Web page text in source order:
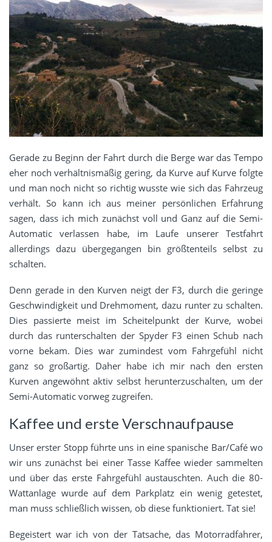
Gerade zu Beginn der Fahrt durch die Berge war das Tempo
eher noch verhältnismäßig gering, da Kurve auf Kurve folgte
und man noch nicht so richtig wusste wie sich das Fahrzeug
verhält. So kann ich aus meiner persönlichen Erfahrung
sagen, dass ich mich zunächst voll und Ganz auf die Semi-
Automatic verlassen habe, im Laufe unserer Testfahrt
allerdings dazu übergegangen bin größtenteils selbst zu
schalten.
Denn gerade in den Kurven neigt der F3, durch die geringe
Geschwindigkeit und Drehmoment, dazu runter zu schalten.
Dies passierte meist im Scheitelpunkt der Kurve, wobei
durch das runterschalten der Spyder F3 einen Schub nach
vorne bekam. Dies war zumindest vom Fahrgefühl nicht
ganz so großartig. Daher habe ich mir nach den ersten
Kurven angewöhnt aktiv selbst herunterzuschalten, um der
Semi-Automatic vorweg zugreifen.
Kaffee und erste Verschnaufpause
Unser erster Stopp führte uns in eine spanische Bar/Café wo
wir uns zunächst bei einer Tasse Kaffee wieder sammelten
und über das erste Fahrgefühl austauschten. Auch die 80-
Wattanlage wurde auf dem Parkplatz ein wenig getestet,
man muss schließlich wissen, ob diese funktioniert. Tat sie!
Begeistert war ich von der Tatsache, das Motorradfahrer,